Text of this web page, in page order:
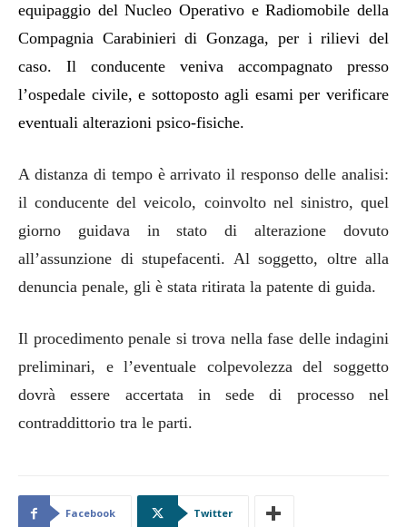
equipaggio del Nucleo Operativo e Radiomobile della
Compagnia Carabinieri di Gonzaga, per i rilievi del
caso. Il conducente veniva accompagnato presso
l’ospedale civile, e sottoposto agli esami per verificare
eventuali alterazioni psico-fisiche.
A distanza di tempo è arrivato il responso delle analisi:
il conducente del veicolo, coinvolto nel sinistro, quel
giorno guidava in stato di alterazione dovuto
all’assunzione di stupefacenti. Al soggetto, oltre alla
denuncia penale, gli è stata ritirata la patente di guida.
Il procedimento penale si trova nella fase delle indagini
preliminari, e l’eventuale colpevolezza del soggetto
dovrà essere accertata in sede di processo nel
contraddittorio tra le parti.
Facebook Twitter